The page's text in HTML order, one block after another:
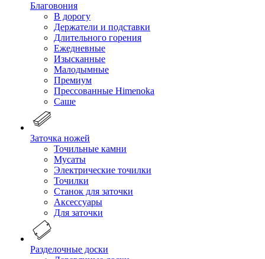
Благовония
В дорогу
Держатели и подставки
Длительного горения
Ежедневные
Изысканные
Малодымные
Премиум
Прессованные Himenoka
Саше
Заточка ножей
Точильные камни
Мусаты
Электрические точилки
Точилки
Станок для заточки
Аксессуары
Для заточки
Разделочные доски